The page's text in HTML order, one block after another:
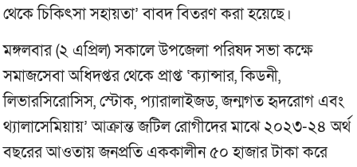
থেকে চিকিৎসা সহায়তা’ বাবদ বিতরণ করা হয়েছে।
মঙ্গলবার (২ এপ্রিল) সকালে উপজেলা পরিষদ সভা কক্ষে
সমাজসেবা অধিদপ্তর থেকে প্রাপ্ত ‘ক্যান্সার, কিডনী,
লিভারসিরোসিস, স্টোক, প্যারালাইজড, জন্মগত হৃদরোগ এবং
থ্যালাসেমিয়ায়’ আক্রান্ত জটিল রোগীদের মাঝে ২০২৩-২৪ অর্থ
বছরের আওতায় জনপ্রতি এককালীন ৫০ হাজার টাকা করে